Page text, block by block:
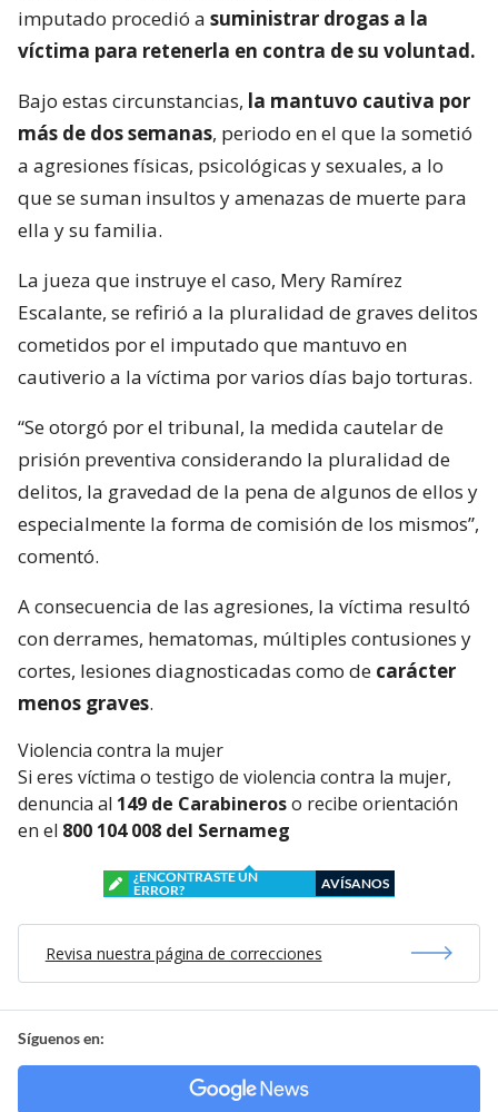
imputado procedió a suministrar drogas a la
víctima para retenerla en contra de su voluntad.
Bajo estas circunstancias, la mantuvo cautiva por
más de dos semanas, periodo en el que la sometió
a agresiones físicas, psicológicas y sexuales, a lo
que se suman insultos y amenazas de muerte para
ella y su familia.
La jueza que instruye el caso, Mery Ramírez
Escalante, se refirió a la pluralidad de graves delitos
cometidos por el imputado que mantuvo en
cautiverio a la víctima por varios días bajo torturas.
“Se otorgó por el tribunal, la medida cautelar de
prisión preventiva considerando la pluralidad de
delitos, la gravedad de la pena de algunos de ellos y
especialmente la forma de comisión de los mismos”,
comentó.
A consecuencia de las agresiones, la víctima resultó
con derrames, hematomas, múltiples contusiones y
cortes, lesiones diagnosticadas como de carácter
menos graves.
Violencia contra la mujer
Si eres víctima o testigo de violencia contra la mujer,
denuncia al 149 de Carabineroso recibe orientación
en el 800 104 008 del Sernameg
¿ENCONTRASTE UN
ERROR?
AVÍSANOS
Revisa nuestra página de correcciones
Síguenos en: